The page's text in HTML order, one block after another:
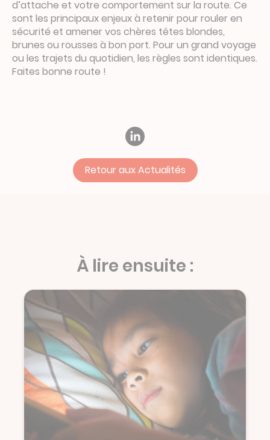
d’attache et votre comportement sur la route. Ce
sont les principaux enjeux à retenir pour rouler en
sécurité et amener vos chères têtes blondes,
brunes ou rousses à bon port. Pour un grand voyage
ou les trajets du quotidien, les règles sont identiques.
Faites bonne route !
Retour aux Actualités
À lire ensuite :